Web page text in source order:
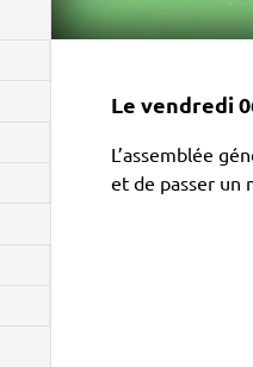
Le vendredi
L’assemblée
et de passer un